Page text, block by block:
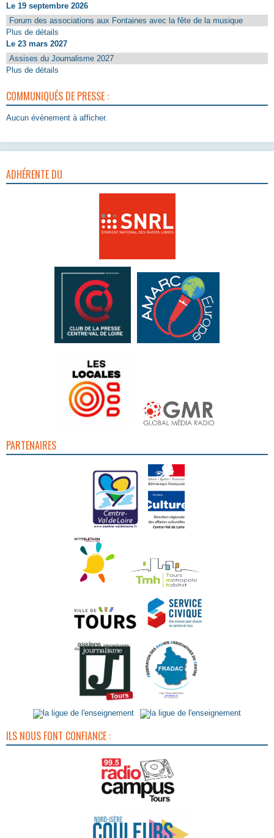
Le 19 septembre 2026
Forum des associations aux Fontaines avec la fête de la musique
Plus de détails
Le 23 mars 2027
Assises du Journalisme 2027
Plus de détails
COMMUNIQUÉS DE PRESSE :
Aucun évènement à afficher.
ADHÉRENTE DU
PARTENAIRES
ILS NOUS FONT CONFIANCE :